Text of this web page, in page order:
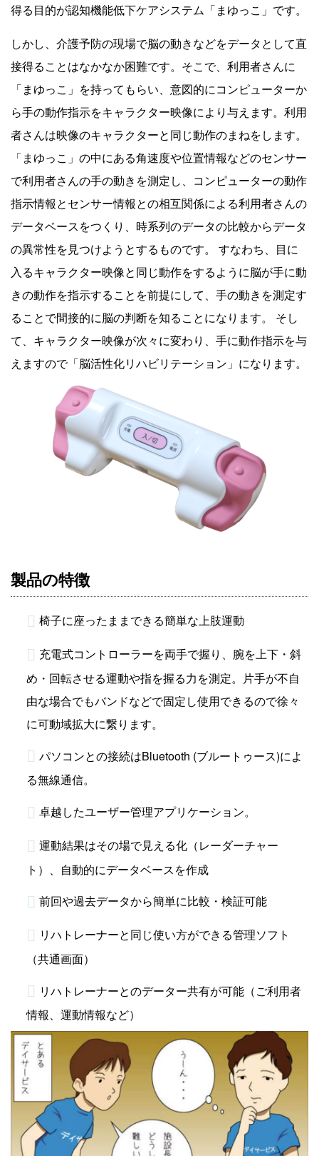
得る目的が認知機能低下ケアシステム「まゆっこ」です。
しかし、介護予防の現場で脳の動きなどをデータとして直
接得ることはなかなか困難です。そこで、利用者さんに
「まゆっこ」を持ってもらい、意図的にコンピューターか
ら手の動作指示をキャラクター映像により与えます。利用
者さんは映像のキャラクターと同じ動作のまねをします。
「まゆっこ」の中にある角速度や位置情報などのセンサー
で利用者さんの手の動きを測定し、コンピューターの動作
指示情報とセンサー情報との相互関係による利用者さんの
データベースをつくり、時系列のデータの比較からデータ
の異常性を見つけようとするものです。 すなわち、目に
入るキャラクター映像と同じ動作をするように脳が手に動
きの動作を指示することを前提にして、手の動きを測定す
ることで間接的に脳の判断を知ることになります。 そし
て、キャラクター映像が次々に変わり、手に動作指示を与
えますので「脳活性化リハビリテーション」になります。
製品の特徴
椅子に座ったままできる簡単な上肢運動
充電式コントローラーを両手で握り、腕を上下・斜
め・回転させる運動や指を握る力を測定。片手が不自
由な場合でもバンドなどで固定し使用できるので徐々
に可動域拡大に繋ります。
パソコンとの接続はBluetooth (ブルートゥース)によ
る無線通信。
卓越したユーザー管理アプリケーション。
運動結果はその場で見える化（レーダーチャー
ト）、自動的にデータベースを作成
前回や過去データから簡単に比較・検証可能
リハトレーナーと同じ使い方ができる管理ソフト
（共通画面）
リハトレーナーとのデーター共有が可能（ご利用者
情報、運動情報など）